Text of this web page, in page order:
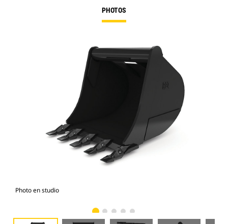
PHOTOS
Photo en studio